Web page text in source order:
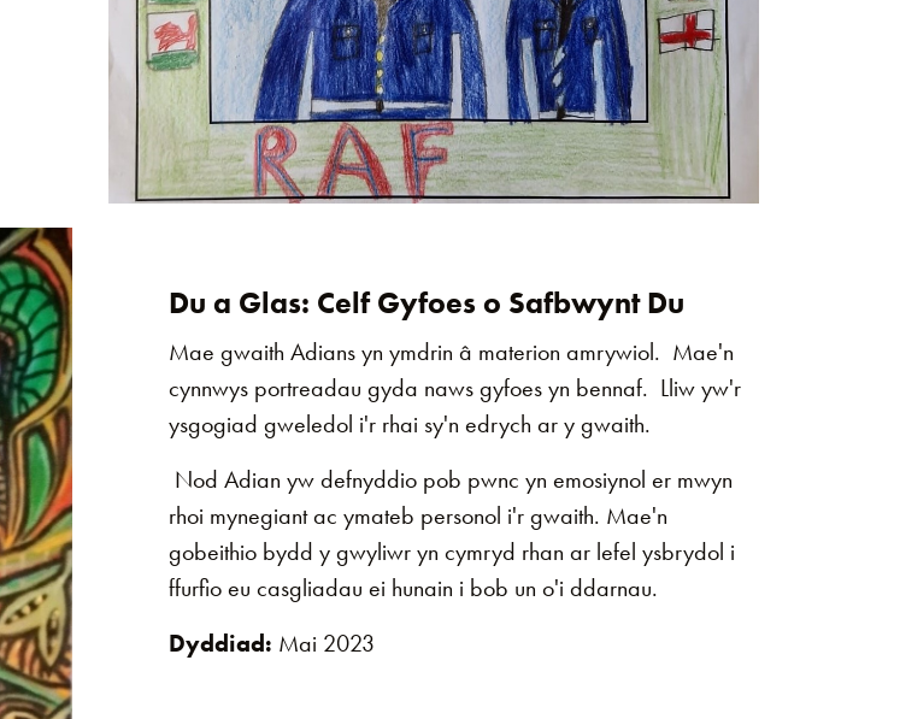
Du a Glas: Celf Gyfoes o Safbwynt Du
Mae gwaith Adians yn ymdrin â materion amrywiol. Mae'n
cynnwys portreadau gyda naws gyfoes yn bennaf. Lliw yw'r
ysgogiad gweledol i'r rhai sy'n edrych ar y gwaith.
Nod Adian yw defnyddio pob pwnc yn emosiynol er mwyn
rhoi mynegiant ac ymateb personol i'r gwaith. Mae'n
gobeithio bydd y gwyliwr yn cymryd rhan ar lefel ysbrydol i
ffurfio eu casgliadau ei hunain i bob un o'i ddarnau.
Dyddiad: Mai 2023